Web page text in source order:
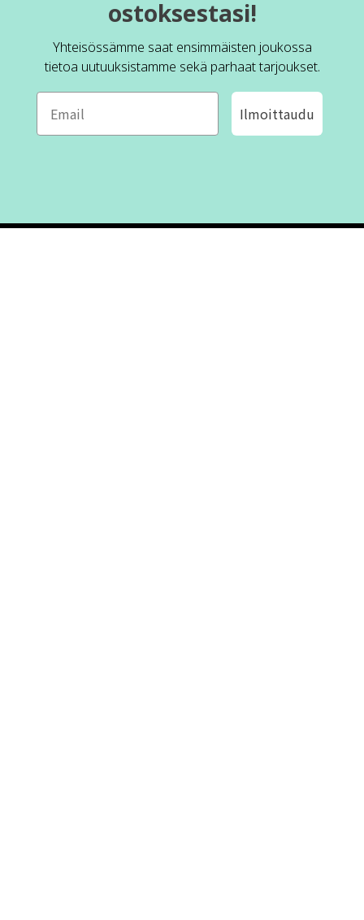
ostoksestasi!
Yhteisössämme saat ensimmäisten joukossa
tietoa uutuuksistamme sekä parhaat tarjoukset.
Ilmoittaudu